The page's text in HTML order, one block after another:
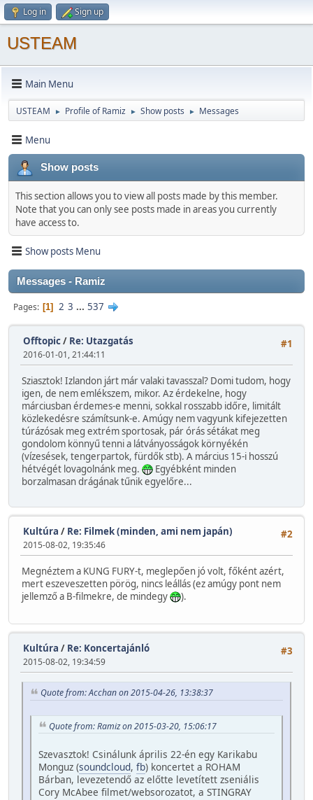
Log in Sign up
USTEAM
Main Menu
USTEAM ► Profile of Ramiz ► Show posts ► Messages
Menu
Show posts
This section allows you to view all posts made by this member.
Note that you can only see posts made in areas you currently
have access to.
Show posts Menu
Messages - Ramiz
Pages 1 2 3 ... 537
#1
Offtopic/ Re: Utazgatás
2016-01-01, 21:44:11
Sziasztok! Izlandon járt már valaki tavasszal? Domi tudom, hogy
igen, de nem emlékszem, mikor. Az érdekelne, hogy
márciusban érdemes-e menni, sokkal rosszabb időre, limitált
közlekedésre számítsunk-e. Amúgy nem vagyunk kifejezetten
túrázósak meg extrém sportosak, pár órás sétákat meg
gondolom könnyű tenni a látványosságok környékén
(vízesések, tengerpartok, fürdők stb). A március 15-i hosszú
hétvégét lovagolnánk meg.
Egyébként minden
borzalmasan drágának tűnik egyelőre...
#2
Kultúra / Re: Filmek (minden, ami nem japán)
2015-08-02, 19:35:46
Megnéztem a KUNG FURY-t, meglepően jó volt, főként azért,
mert eszeveszetten pörög, nincs leállás (ez amúgy pont nem
jellemző a B-filmekre, de mindegy
).
#3
Kultúra / Re: Koncertajánló
2015-08-02, 19:34:59
Quote from: Acchan on 2015-04-26, 13:38:37
Quote from: Ramiz on 2015-03-20, 15:06:17
Szevasztok! Csinálunk április 22-én egy Karikabu
Monguz (soundcloud, fb) koncertet a ROHAM
Bárban, levezetendő az előtte levetített zseniális
Cory McAbee filmet/websorozatot, a STINGRAY